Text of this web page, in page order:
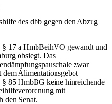
des dbb gegen den Abzug
§ 17 a HmbBeihVO gewandt und
obsiegt. Das
zwar
Alimentationsgebot
§ 85 HmbBG keine hinreichende
mit
den Senat.